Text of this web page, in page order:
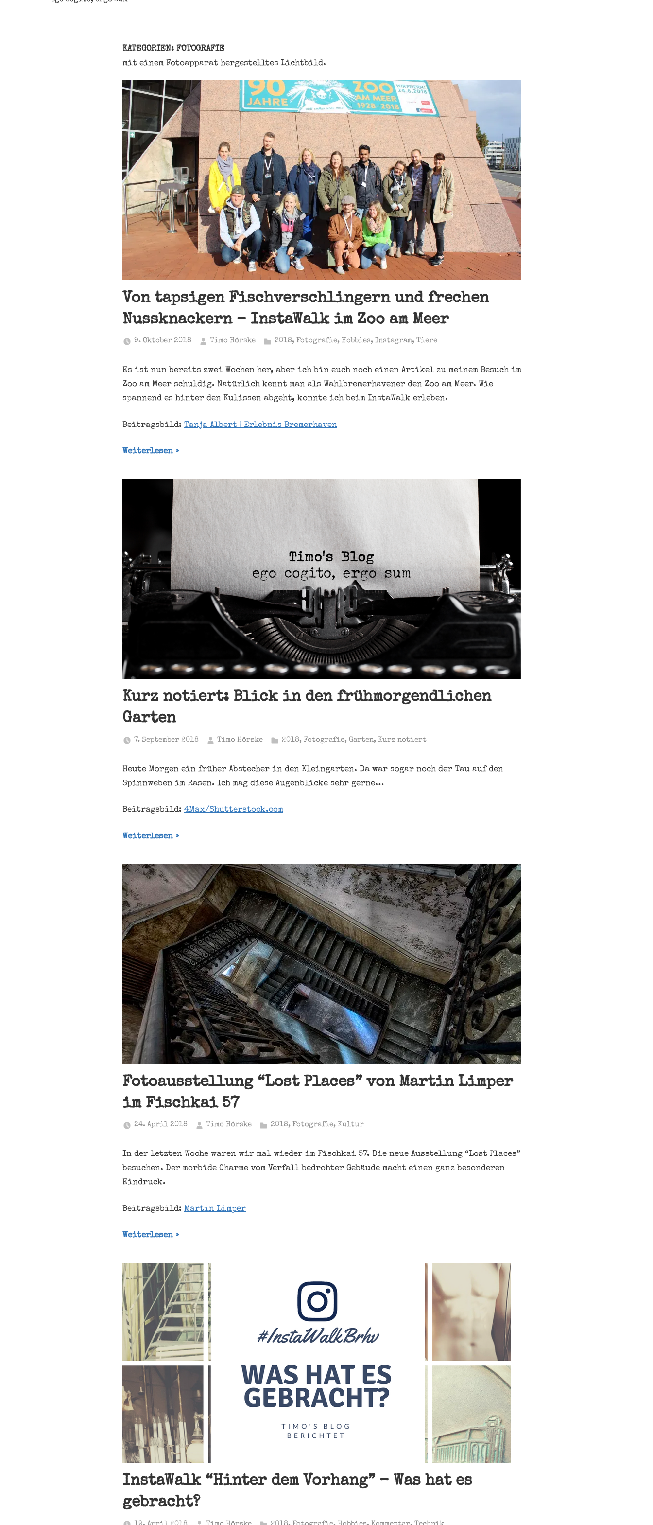
KATEGORIEN: FOTOGRAFIE
mit einem Fotoapparat hergestelltes Lichtbild.
Von tapsigen Fischverschlingern und frechen
Nussknackern – InstaWalk im Zoo am Meer
9. Oktober 2018 Timo Hörske 2018, Fotografie, Hobbies, Instagram, Tiere
Es ist nun bereits zwei Wochen her, aber ich bin euch noch einen Artikel zu meinem Besuch im
Zoo am Meer schuldig. Natürlich kennt man als Wahlbremerhavener den Zoo am Meer. Wie
spannend es hinter den Kulissen abgeht, konnte ich beim InstaWalk erleben.
Beitragsbild: Tanja Albert | Erlebnis Bremerhaven
Weiterlesen
Kurz notiert: Blick in den frühmorgendlichen
Garten
7. September 2018 Timo Hörske 2018, Fotografie, Garten, Kurz notiert
Heute Morgen ein früher Abstecher in den Kleingarten. Da war sogar noch der Tau auf den
Spinnweben im Rasen. Ich mag diese Augenblicke sehr gerne…
Beitragsbild: 4Max/Shutterstock.com
Weiterlesen
Fotoausstellung “Lost Places” von Martin Limper
im Fischkai 57
24. April 2018 Timo Hörske 2018, Fotografie, Kultur
In der letzten Woche waren wir mal wieder im Fischkai 57. Die neue Ausstellung “Lost Places”
besuchen. Der morbide Charme vom Verfall bedrohter Gebäude macht einen ganz besonderen
Eindruck.
Beitragsbild: Martin Limper
Weiterlesen
InstaWalk “Hinter dem Vorhang” – Was hat es
gebracht?